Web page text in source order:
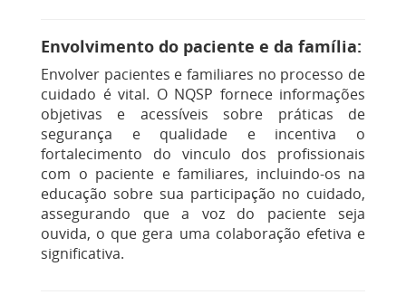
Envolvimento do paciente e da família:
Envolver pacientes e familiares no processo de
cuidado é vital. O NQSP fornece informações
objetivas e acessíveis sobre práticas de
segurança e qualidade e incentiva o
fortalecimento do vinculo dos profissionais
com o paciente e familiares, incluindo-os na
educação sobre sua participação no cuidado,
assegurando que a voz do paciente seja
ouvida, o que gera uma colaboração efetiva e
significativa.